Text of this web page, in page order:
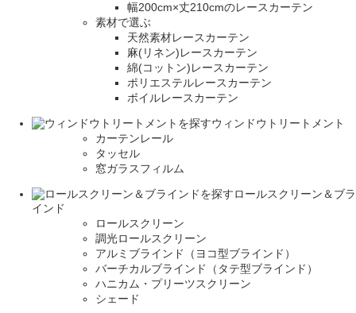
幅200cm×丈210cmのレースカーテン
素材で選ぶ
天然素材レースカーテン
麻(リネン)レースカーテン
綿(コットン)レースカーテン
ポリエステルレースカーテン
ボイルレースカーテン
ウィンドウトリートメント
カーテンレール
タッセル
窓ガラスフィルム
ロールスクリーン＆ブラ
インド
ロールスクリーン
調光ロールスクリーン
アルミブラインド（ヨコ型ブラインド）
バーチカルブラインド（タテ型ブラインド）
ハニカム・プリーツスクリーン
シェード